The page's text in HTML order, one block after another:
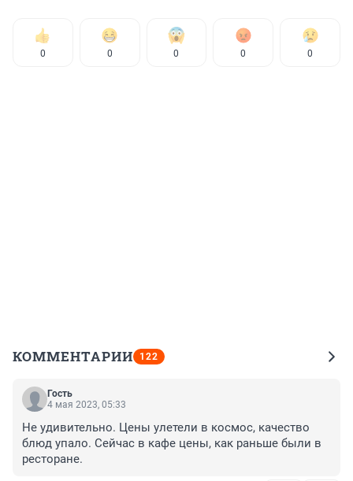
0 0 0 0 0
КОММЕНТАРИИ 122
Гость
4 мая 2023, 05:33
Не удивительно. Цены улетели в космос, качество
блюд упало. Сейчас в кафе цены, как раньше были в
ресторане.